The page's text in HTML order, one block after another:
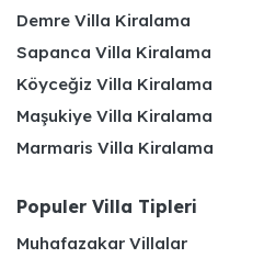
Demre Villa Kiralama
Sapanca Villa Kiralama
Köyceğiz Villa Kiralama
Maşukiye Villa Kiralama
Marmaris Villa Kiralama
Populer Villa Tipleri
Muhafazakar Villalar